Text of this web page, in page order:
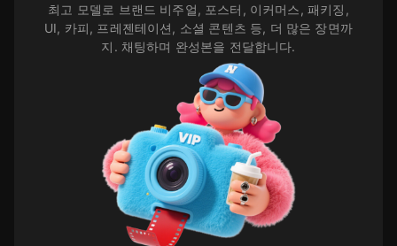
창작 에이전트
More creative scenarios
브랜드 비주얼
포스터 키비주얼
이커머스 디자인
패키지 & 굿즈
UI / 제품 인터페이스
카피라이팅
프레젠테이션
최고 모델로 브랜드 비주얼, 포스터, 이커머스, 패키징,
UI, 카피, 프레젠테이션, 소셜 콘텐츠 등, 더 많은 장면까
지. 채팅하며 완성본을 전달합니다.